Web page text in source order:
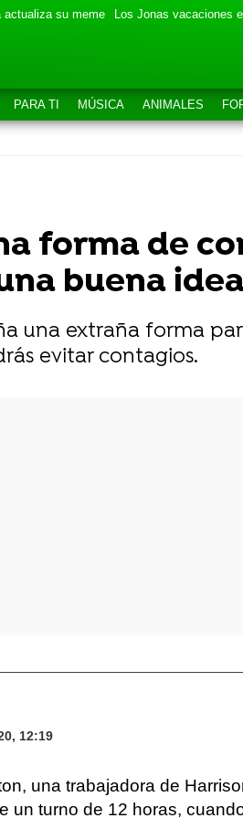
actualiza su meme Los Jonas vacaciones
PARA TI MÚSICA ANIMALES
forma de
buena
una extraña forma
evitar contagios.
12:19
una trabajadora de
un turno de 12 horas,